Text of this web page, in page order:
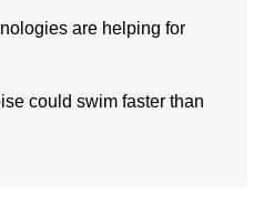
are helping for
could swim faster than